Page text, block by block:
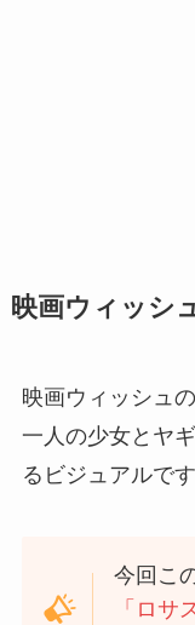
映画ウィッシ
映画ウィッシュ
一人の少女とヤ
るビジュアルです
今回こ
「ロサ